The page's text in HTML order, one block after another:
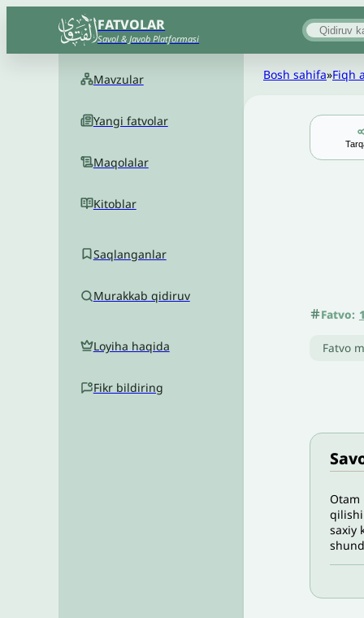
FATVOLAR
Savol & Javob Platformasi
Mavzular
Yangi fatvolar
Maqolalar
Kitoblar
Saqlanganlar
Murakkab qidiruv
Loyiha haqida
Fikr bildiring
Bosh sahifa»Fiqh
Fatvo:
Fatvo
Otam
saxiy